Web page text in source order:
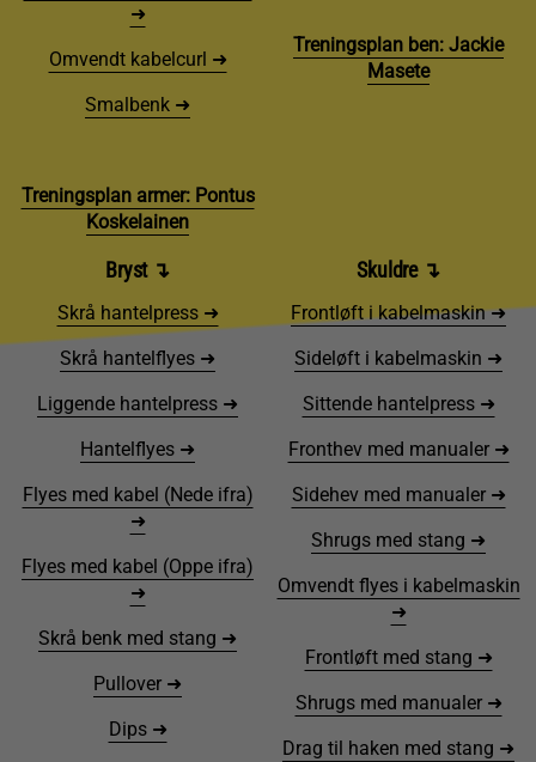
➜
Omvendt kabelcurl ➜
Smalbenk ➜
Treningsplan armer: Pontus
Koskelainen
Treningsplan ben: Jackie
Masete
Bryst ↴
Skrå hantelpress ➜
Skrå hantelflyes ➜
Liggende hantelpress ➜
Hantelflyes ➜
Flyes med kabel (Nede ifra)
➜
Flyes med kabel (Oppe ifra)
➜
Skrå benk med stang ➜
Pullover ➜
Dips ➜
Skuldre ↴
Frontløft i kabelmaskin ➜
Sideløft i kabelmaskin ➜
Sittende hantelpress ➜
Fronthev med manualer ➜
Sidehev med manualer ➜
Shrugs med stang ➜
Omvendt flyes i kabelmaskin
➜
Frontløft med stang ➜
Shrugs med manualer ➜
Drag til haken med stang ➜